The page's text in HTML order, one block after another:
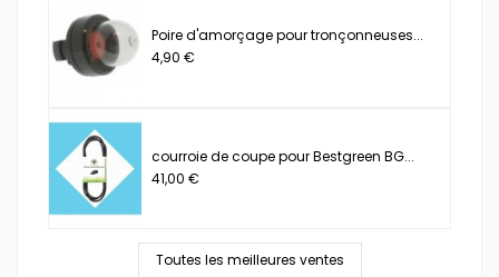
Poire d'amorçage pour tronçonneuses...
4,90 €
courroie de coupe pour Bestgreen BG...
41,00 €
Toutes les meilleures ventes